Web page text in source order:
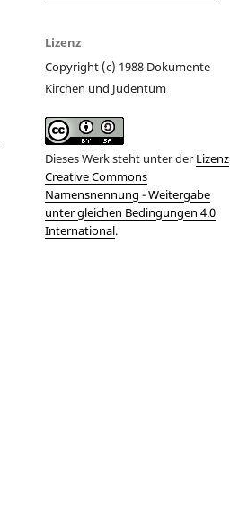
Lizenz
Copyright (c) 1988 Dokumente
Kirchen und Judentum
Dieses Werk steht unter der Lizenz
Creative Commons
Namensnennung - Weitergabe
unter gleichen Bedingungen 4.0
International.